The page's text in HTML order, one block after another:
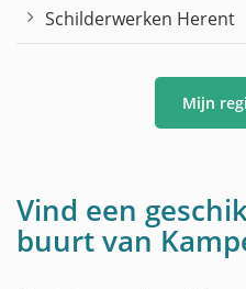
Schilderwerken Herent
Mijn
Vind een
buurt van